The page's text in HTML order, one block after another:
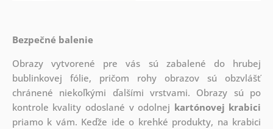
Bezpečné balenie
Obrazy vytvorené pre vás sú zabalené do hrubej
bublinkovej fólie, pričom rohy obrazov sú obzvlášť
chránené niekoľkými ďalšími vrstvami. Obrazy sú po
kontrole kvality odoslané v odolnej kartónovej krabici
priamo k vám. Keďže ide o krehké produkty, na krabici